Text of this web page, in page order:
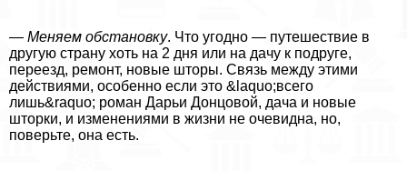
— Меняем обстановку. Что угодно — путешествие в
другую страну хоть на 2 дня или на дачу к подруге,
переезд, ремонт, новые шторы. Связь между этими
действиями, особенно если это &laquo;всего
лишь&raquo; роман Дарьи Донцовой, дача и новые
шторки, и изменениями в жизни не очевидна, но,
поверьте, она есть.